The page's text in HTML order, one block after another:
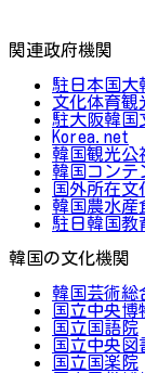
関連政府機関
駐日本国大
文化体育観
駐大阪韓国
Korea.net
韓国観光公
韓国コンテ
国外所在文
韓国農水産
駐日韓国教
韓国の文化機関
韓国芸術総
国立中央博
国立国語院
国立中央図
国立国楽院